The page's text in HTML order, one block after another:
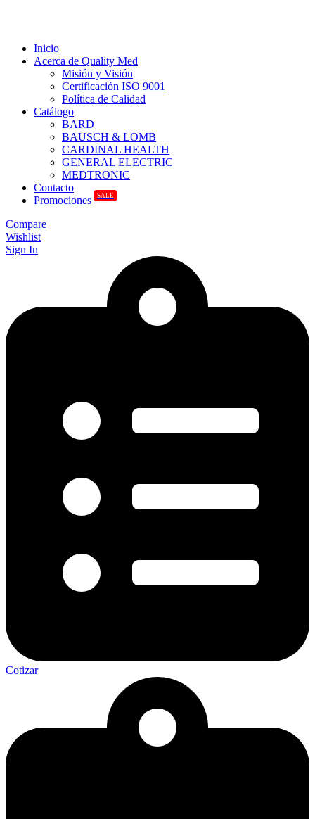
Inicio
Acerca de Quality Med
Misión y Visión
Certificación ISO 9001
Política de Calidad
Catálogo
BARD
BAUSCH & LOMB
CARDINAL HEALTH
GENERAL ELECTRIC
MEDTRONIC
Contacto
Promociones
SALE
Compare
Wishlist
Sign In
Cotizar